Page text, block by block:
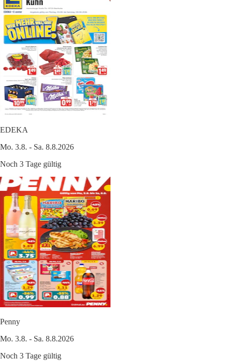
EDEKA
Mo. 3.8. - Sa. 8.8.2026
Noch 3 Tage gültig
Penny
Mo. 3.8. - Sa. 8.8.2026
Noch 3 Tage gültig